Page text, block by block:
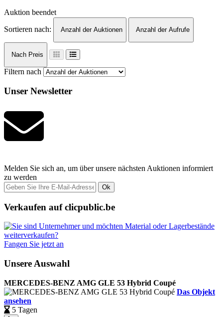
Auktion beendet
Sortieren nach:
Anzahl der Auktionen Anzahl der Aufrufe
Nach Preis
Filtern nach
Unser Newsletter
Melden Sie sich an, um über unsere nächsten Auktionen informiert
zu werden
Ok
Verkaufen auf clicpublic.be
Fangen Sie jetzt an
Unsere Auswahl
MERCEDES-BENZ AMG GLE 53 Hybrid Coupé
Das Objekt
ansehen
5 Tagen